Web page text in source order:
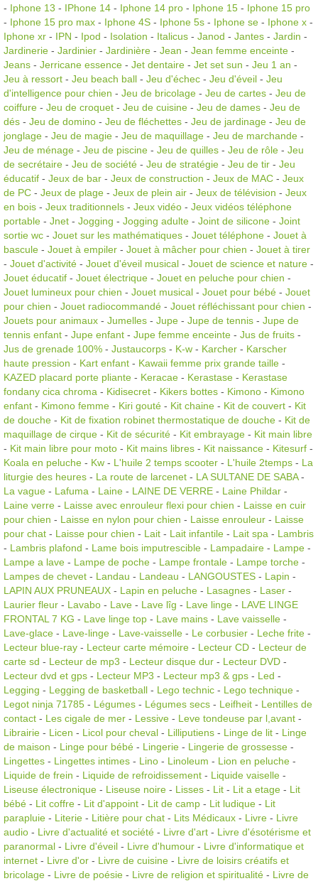
- Iphone 13 - IPhone 14 - Iphone 14 pro - Iphone 15 - Iphone 15 pro
- Iphone 15 pro max - Iphone 4S - Iphone 5s - Iphone se - Iphone x -
Iphone xr - IPN - Ipod - Isolation - Italicus - Janod - Jantes - Jardin -
Jardinerie - Jardinier - Jardinière - Jean - Jean femme enceinte -
Jeans - Jerricane essence - Jet dentaire - Jet set sun - Jeu 1 an -
Jeu à ressort - Jeu beach ball - Jeu d'échec - Jeu d'éveil - Jeu
d'intelligence pour chien - Jeu de bricolage - Jeu de cartes - Jeu de
coiffure - Jeu de croquet - Jeu de cuisine - Jeu de dames - Jeu de
dés - Jeu de domino - Jeu de fléchettes - Jeu de jardinage - Jeu de
jonglage - Jeu de magie - Jeu de maquillage - Jeu de marchande -
Jeu de ménage - Jeu de piscine - Jeu de quilles - Jeu de rôle - Jeu
de secrétaire - Jeu de société - Jeu de stratégie - Jeu de tir - Jeu
éducatif - Jeux de bar - Jeux de construction - Jeux de MAC - Jeux
de PC - Jeux de plage - Jeux de plein air - Jeux de télévision - Jeux
en bois - Jeux traditionnels - Jeux vidéo - Jeux vidéos téléphone
portable - Jnet - Jogging - Jogging adulte - Joint de silicone - Joint
sortie wc - Jouet sur les mathématiques - Jouet téléphone - Jouet à
bascule - Jouet à empiler - Jouet à mâcher pour chien - Jouet à tirer
- Jouet d'activité - Jouet d'éveil musical - Jouet de science et nature -
Jouet éducatif - Jouet électrique - Jouet en peluche pour chien -
Jouet lumineux pour chien - Jouet musical - Jouet pour bébé - Jouet
pour chien - Jouet radiocommandé - Jouet réfléchissant pour chien -
Jouets pour animaux - Jumelles - Jupe - Jupe de tennis - Jupe de
tennis enfant - Jupe enfant - Jupe femme enceinte - Jus de fruits -
Jus de grenade 100% - Justaucorps - K-w - Karcher - Karscher
haute pression - Kart enfant - Kawaii femme prix grande taille -
KAZED placard porte pliante - Keracae - Kerastase - Kerastase
fondany cica chroma - Kidisecret - Kikers bottes - Kimono - Kimono
enfant - Kimono femme - Kiri gouté - Kit chaine - Kit de couvert - Kit
de douche - Kit de fixation robinet thermostatique de douche - Kit de
maquillage de cirque - Kit de sécurité - Kit embrayage - Kit main libre
- Kit main libre pour moto - Kit mains libres - Kit naissance - Kitesurf -
Koala en peluche - Kw - L'huile 2 temps scooter - L'huile 2temps - La
liturgie des heures - La route de larcenet - LA SULTANE DE SABA-
La vague - Lafuma - Laine - LAINE DE VERRE - Laine Phildar -
Laine verre - Laisse avec enrouleur flexi pour chien - Laisse en cuir
pour chien - Laisse en nylon pour chien - Laisse enrouleur - Laisse
pour chat - Laisse pour chien - Lait - Lait infantile - Lait spa - Lambris
- Lambris plafond - Lame bois imputrescible - Lampadaire - Lampe -
Lampe a lave - Lampe de poche - Lampe frontale - Lampe torche -
Lampes de chevet - Landau - Landeau - LANGOUSTES - Lapin -
LAPIN AUX PRUNEAUX - Lapin en peluche - Lasagnes - Laser -
Laurier fleur - Lavabo - Lave - Lave lîg - Lave linge - LAVE LINGE
FRONTAL 7 KG - Lave linge top - Lave mains - Lave vaisselle -
Lave-glace - Lave-linge - Lave-vaisselle - Le corbusier - Leche frite -
Lecteur blue-ray - Lecteur carte mémoire - Lecteur CD - Lecteur de
carte sd - Lecteur de mp3 - Lecteur disque dur - Lecteur DVD -
Lecteur dvd et gps - Lecteur MP3 - Lecteur mp3 & gps - Led -
Legging - Legging de basketball - Lego technic - Lego technique -
Legot ninja 71785 - Légumes - Légumes secs - Leifheit - Lentilles de
contact - Les cigale de mer - Lessive - Leve tondeuse par l,avant -
Librairie - Licen - Licol pour cheval - Lilliputiens - Linge de lit - Linge
de maison - Linge pour bébé - Lingerie - Lingerie de grossesse -
Lingettes - Lingettes intimes - Lino - Linoleum - Lion en peluche -
Liquide de frein - Liquide de refroidissement - Liquide vaiselle -
Liseuse électronique - Liseuse noire - Lisses - Lit - Lit a etage - Lit
bébé - Lit coffre - Lit d'appoint - Lit de camp - Lit ludique - Lit
parapluie - Literie - Litière pour chat - Lits Médicaux - Livre - Livre
audio - Livre d'actualité et société - Livre d'art - Livre d'ésotérisme et
paranormal - Livre d'éveil - Livre d'humour - Livre d'informatique et
internet - Livre d'or - Livre de cuisine - Livre de loisirs créatifs et
bricolage - Livre de poésie - Livre de religion et spiritualité - Livre de